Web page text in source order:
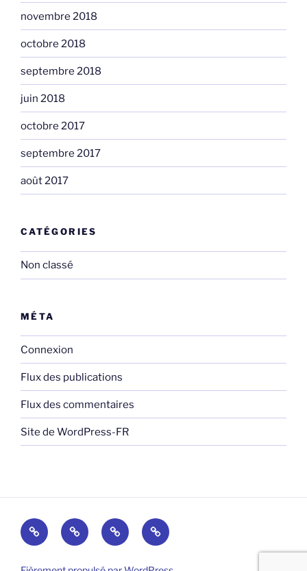
novembre 2018
octobre 2018
septembre 2018
juin 2018
octobre 2017
septembre 2017
août 2017
CATÉGORIES
Non classé
MÉTA
Connexion
Flux des publications
Flux des commentaires
Site de WordPress-FR
Adresse_AACAdministratif
Blog Contacts